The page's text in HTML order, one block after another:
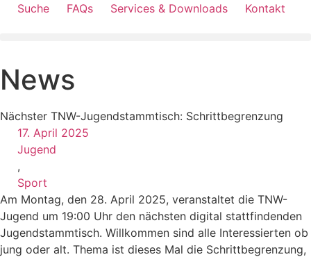
Suche FAQs Services & Downloads Kontakt
News
Nächster TNW-Jugendstammtisch: Schrittbegrenzung
17. April 2025
Jugend
,
Sport
Am Montag, den 28. April 2025, veranstaltet die TNW-
Jugend um 19:00 Uhr den nächsten digital stattfindenden
Jugendstammtisch. Willkommen sind alle Interessierten ob
jung oder alt. Thema ist dieses Mal die Schrittbegrenzung,